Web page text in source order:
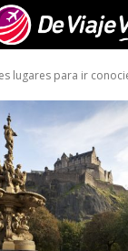
lugares para ir